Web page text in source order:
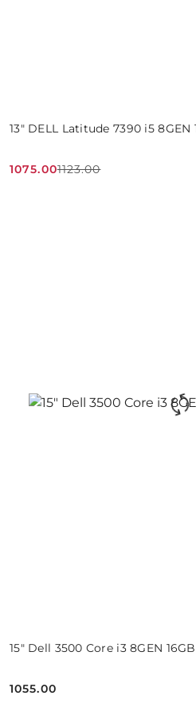
13" DELL Latitude 7390 i5 8GEN
Cena
1075.00
Cena
1123.00
15" Dell 3500 Core i3 8GEN
Cena:
1055.00